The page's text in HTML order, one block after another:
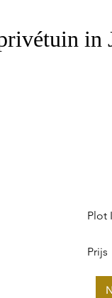
in
Plot
Prijs